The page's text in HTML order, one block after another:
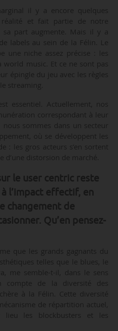
il y a encore quelques
et fait partie de notre
sa part augmente. Mais il y a
labels au sein de la Félin. Le
une niche assez précise : les
world music. Et ce ne sont pas
épingle du jeu avec les règles
streaming.
essentiel. Actuellement, nos
correspondant à leur
sommes dans un secteur
où se développent les
: les gros acteurs s’en sortent
d’une distorsion de marché.
le user centric reste
l’impact effectif, en
changement de
Qu’en pensez-
que les grands gagnants du
telles que le blues, le
me semble-t-il, dans le sens
compte de la diversité des
à la Félin. Cette diversité
de répartition actuel,
les blockbusters et les